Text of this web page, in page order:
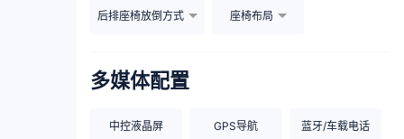
后排座椅放倒方式 座椅布局
多媒体配置
中控液晶屏 GPS导航 蓝牙/车载电话